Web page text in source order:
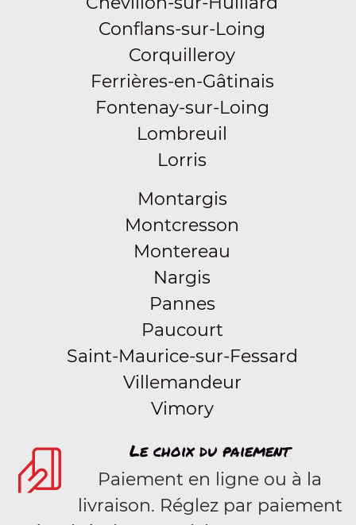
Conflans-sur-Loing
Corquilleroy
Ferrières-en-Gâtinais
Fontenay-sur-Loing
Lombreuil
Lorris
Montargis
Montcresson
Montereau
Nargis
Pannes
Paucourt
Saint-Maurice-sur-Fessard
Villemandeur
Vimory
Le choix du paiement
Paiement en ligne ou à la
livraison. Réglez par paiement